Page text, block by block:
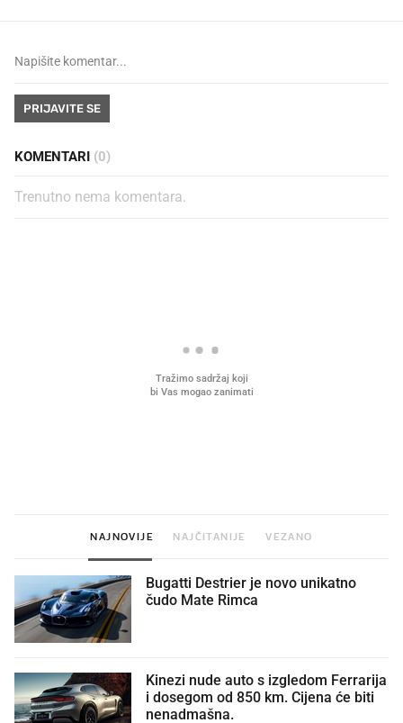
PRIJAVITE SE
KOMENTARI (0)
Trenutno nema komentara.
NAJNOVIJE NAJČITANIJE VEZANO
Bugatti Destrier je novo unikatno
čudo Mate Rimca
Kinezi nude auto s izgledom Ferrarija
i dosegom od 850 km. Cijena će biti
nenadmašna.